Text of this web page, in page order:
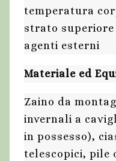
temperatura
strato
agenti esterni
Materiale ed
Zaino da
invernali a
in possesso),
telescopici, pile